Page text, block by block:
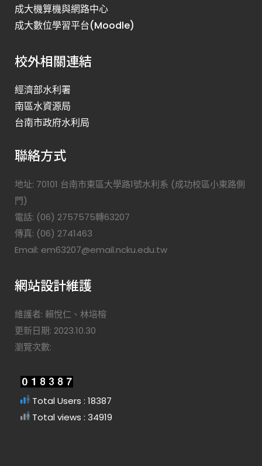
成大機算機與網路中心
成大數位學習平台(Moodle)
校外相關連結
經濟部水利署
南區水資源局
台南市政府水利局
聯絡方式
地址: 70101 台南市東區大學路1號水利系 (成功校區小東路側
門)
電話: (06) 2757575轉63207
傳真: (06) 2741463
Email: em63207@email.ncku.edu.tw
網站設計維護
維護者: 賴悅仁、林培榕
更新日期: 2023.10.30
瀏覽次數:
Total Users : 18387
Total views : 34919